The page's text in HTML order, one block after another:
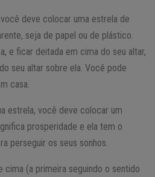
deve colocar uma estrela de
seja de papel ou de plástico.
e ficar deitada em cima do seu altar,
seu altar sobre ela. Você pode
casa.
estrela, você deve colocar um
prosperidade e ela tem o
perseguir os seus sonhos.
cima (a primeira seguindo o sentido